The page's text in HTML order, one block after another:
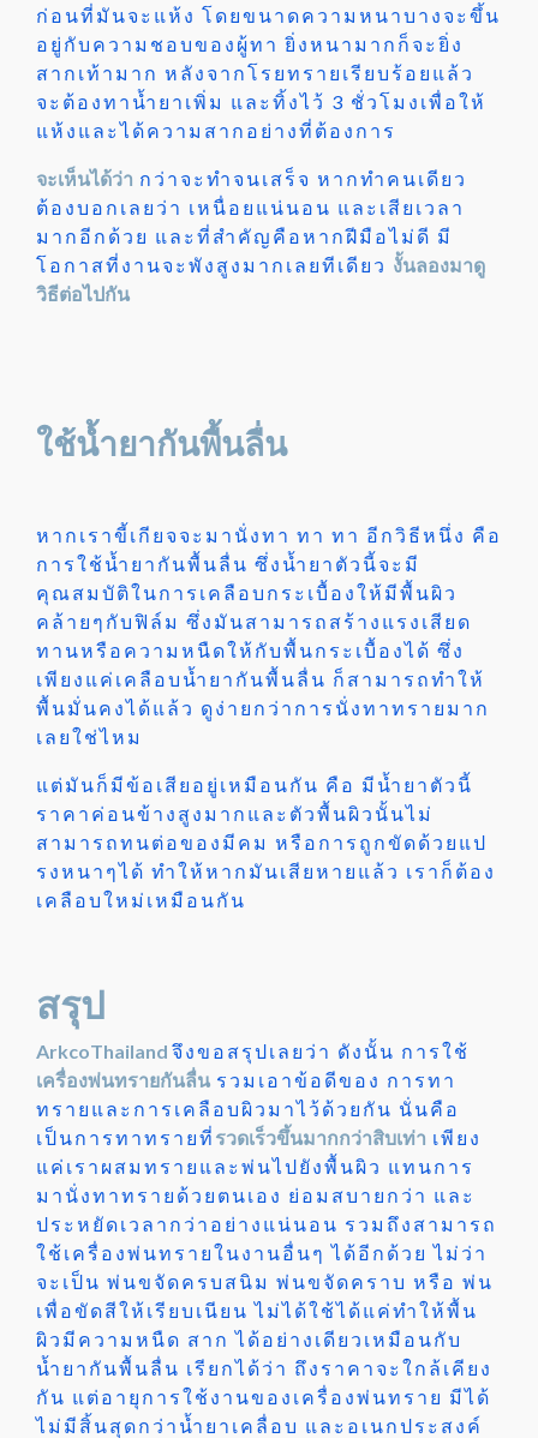
ก่อนที่มันจะแห้ง โดยขนาดความหนาบางจะขึ้น
อยู่กับความชอบของผู้ทา ยิ่งหนามากก็จะยิ่ง
สากเท้ามาก หลังจากโรยทรายเรียบร้อยแล้ว
จะต้องทาน้ำยาเพิ่ม และทิ้งไว้ 3 ชั่วโมงเพื่อให้
แห้งและได้ความสากอย่างที่ต้องการ
จะเห็นได้ว่า กว่าจะทำจนเสร็จ หากทำคนเดียว
ต้องบอกเลยว่า เหนื่อยแน่นอน และเสียเวลา
มากอีกด้วย และที่สำคัญคือหากฝีมือไม่ดี มี
โอกาสที่งานจะพังสูงมากเลยทีเดียว งั้นลองมาดู
วิธีต่อไปกัน
ใช้น้ำยากันพื้นลื่น
หากเราขี้เกียจจะมานั่งทา ทา ทา อีกวิธีหนึ่ง คือ
การใช้น้ำยากันพื้นลื่น ซึ่งน้ำยาตัวนี้จะมี
คุณสมบัติในการเคลือบกระเบื้องให้มีพื้นผิว
คล้ายๆกับฟิล์ม ซึ่งมันสามารถสร้างแรงเสียด
ทานหรือความหนืดให้กับพื้นกระเบื้องได้ ซึ่ง
เพียงแค่เคลือบน้ำยากันพื้นลื่น ก็สามารถทำให้
พื้นมั่นคงได้แล้ว ดูง่ายกว่าการนั่งทาทรายมาก
เลยใช่ไหม
แต่มันก็มีข้อเสียอยู่เหมือนกัน คือ มีน้ำยาตัวนี้
ราคาค่อนข้างสูงมากและตัวพื้นผิวนั้นไม่
สามารถทนต่อของมีคม หรือการถูกขัดด้วยแป
รงหนาๆได้ ทำให้หากมันเสียหายแล้ว เราก็ต้อง
เคลือบใหม่เหมือนกัน
สรุป
ArkcoThailand จึงขอสรุปเลยว่า ดังนั้น การใช้
เครื่องพ่นทรายกันลื่น รวมเอาข้อดีของ การทา
ทรายและการเคลือบผิวมาไว้ด้วยกัน นั่นคือ
เป็นการทาทรายที่ รวดเร็วขึ้นมากกว่าสิบเท่า เพียง
แค่เราผสมทรายและพ่นไปยังพื้นผิว แทนการ
มานั่งทาทรายด้วยตนเอง ย่อมสบายกว่า และ
ประหยัดเวลากว่าอย่างแน่นอน รวมถึงสามารถ
ใช้เครื่องพ่นทรายในงานอื่นๆ ได้อีกด้วย ไม่ว่า
จะเป็น พ่นขจัดครบสนิม พ่นขจัดคราบ หรือ พ่น
เพื่อขัดสีให้เรียบเนียน ไม่ได้ใช้ได้แค่ทำให้พื้น
ผิวมีความหนืด สาก ได้อย่างเดียวเหมือนกับ
น้ำยากันพื้นลื่น เรียกได้ว่า ถึงราคาจะใกล้เคียง
กัน แต่อายุการใช้งานของเครื่องพ่นทราย มีได้
ไม่มีสิ้นสุดกว่าน้ำยาเคลื่อบ และอเนกประสงค์